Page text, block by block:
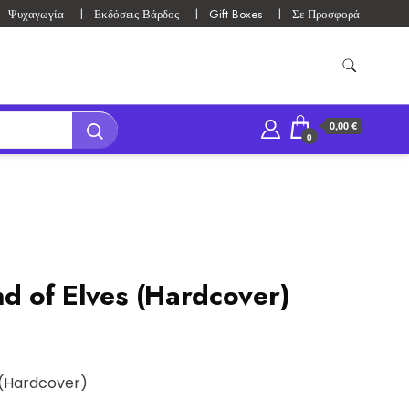
Ψυχαγωγία Εκδόσεις Βάρδος Gift Boxes Σε Προσφορά
0
0,00 €
of Elves (Hardcover)